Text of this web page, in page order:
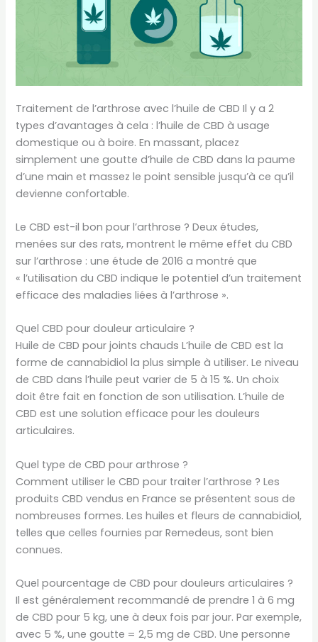
Traitement de l’arthrose avec l’huile de CBD Il y a 2
types d’avantages à cela : l’huile de CBD à usage
domestique ou à boire. En massant, placez
simplement une goutte d’huile de CBD dans la paume
d’une main et massez le point sensible jusqu’à ce qu’il
devienne confortable.
Le CBD est-il bon pour l’arthrose ? Deux études,
menées sur des rats, montrent le même effet du CBD
sur l’arthrose : une étude de 2016 a montré que
« l’utilisation du CBD indique le potentiel d’un traitement
efficace des maladies liées à l’arthrose ».
Quel CBD pour douleur articulaire ?
Huile de CBD pour joints chauds L’huile de CBD est la
forme de cannabidiol la plus simple à utiliser. Le niveau
de CBD dans l’huile peut varier de 5 à 15 %. Un choix
doit être fait en fonction de son utilisation. L’huile de
CBD est une solution efficace pour les douleurs
articulaires.
Quel type de CBD pour arthrose ?
Comment utiliser le CBD pour traiter l’arthrose ? Les
produits CBD vendus en France se présentent sous de
nombreuses formes. Les huiles et fleurs de cannabidiol,
telles que celles fournies par Remedeus, sont bien
connues.
Quel pourcentage de CBD pour douleurs articulaires ?
Il est généralement recommandé de prendre 1 à 6 mg
de CBD pour 5 kg, une à deux fois par jour. Par exemple,
avec 5 %, une goutte = 2,5 mg de CBD. Une personne